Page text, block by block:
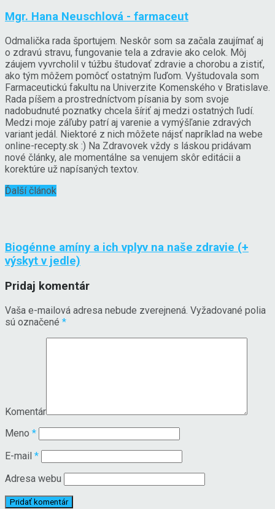
Mgr. Hana Neuschlová - farmaceut
Odmalička rada športujem. Neskôr som sa začala zaujímať aj
o zdravú stravu, fungovanie tela a zdravie ako celok. Môj
záujem vyvrcholil v túžbu študovať zdravie a chorobu a zistiť,
ako tým môžem pomôcť ostatným ľuďom. Vyštudovala som
Farmaceutickú fakultu na Univerzite Komenského v Bratislave.
Rada píšem a prostredníctvom písania by som svoje
nadobudnuté poznatky chcela šíriť aj medzi ostatných ľudí.
Medzi moje záľuby patrí aj varenie a vymýšľanie zdravých
variant jedál. Niektoré z nich môžete nájsť napríklad na webe
online-recepty.sk :) Na Zdravovek vždy s láskou pridávam
nové články, ale momentálne sa venujem skôr editácii a
korektúre už napísaných textov.
Ďalší článok
Biogénne amíny a ich vplyv na naše zdravie (+
výskyt v jedle)
Pridaj komentár
Vaša e-mailová adresa nebude zverejnená. Vyžadované polia
sú označené *
Komentár
Meno *
E-mail *
Adresa webu